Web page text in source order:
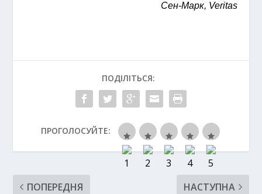
Сен-Марк, Veritas
ПОДІЛІТЬСЯ:
ПРОГОЛОСУЙТЕ:
ПОПЕРЕДНЯ НАСТУПНА